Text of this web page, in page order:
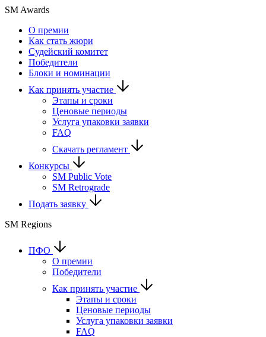
SM Awards
О премии
Как стать жюри
Судейский комитет
Победители
Блоки и номинации
Как принять участие
Этапы и сроки
Ценовые периоды
Услуга упаковки заявки
FAQ
Скачать регламент
Конкурсы
SM Public Vote
SM Retrograde
Подать заявку
SM Regions
ПФО
О премии
Победители
Как принять участие
Этапы и сроки
Ценовые периоды
Услуга упаковки заявки
FAQ